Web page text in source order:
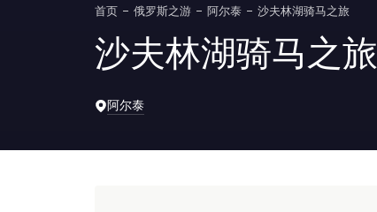
首页 俄罗斯之游 阿尔泰 沙夫林湖骑马之旅
沙夫林湖骑马之旅
阿尔泰